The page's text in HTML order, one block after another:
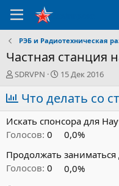
РЭБ и Радиотехническая
Частная станция
А
в
т
о
р
т
е
ы
SDRVPN
Д
а
т
а
н
а
ч
л
15 Дек 2016
Что делать со
Искать спонсора для
Голосов: 0
0,0%
Продолжать заниматься
Голосов: 0
0,0%